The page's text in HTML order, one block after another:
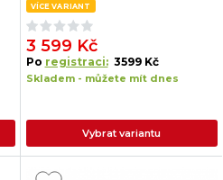
VÍCE VARIANT
3 599 Kč
Po registraci: 3599 Kč
Skladem - můžete mít dnes
Vybrat variantu